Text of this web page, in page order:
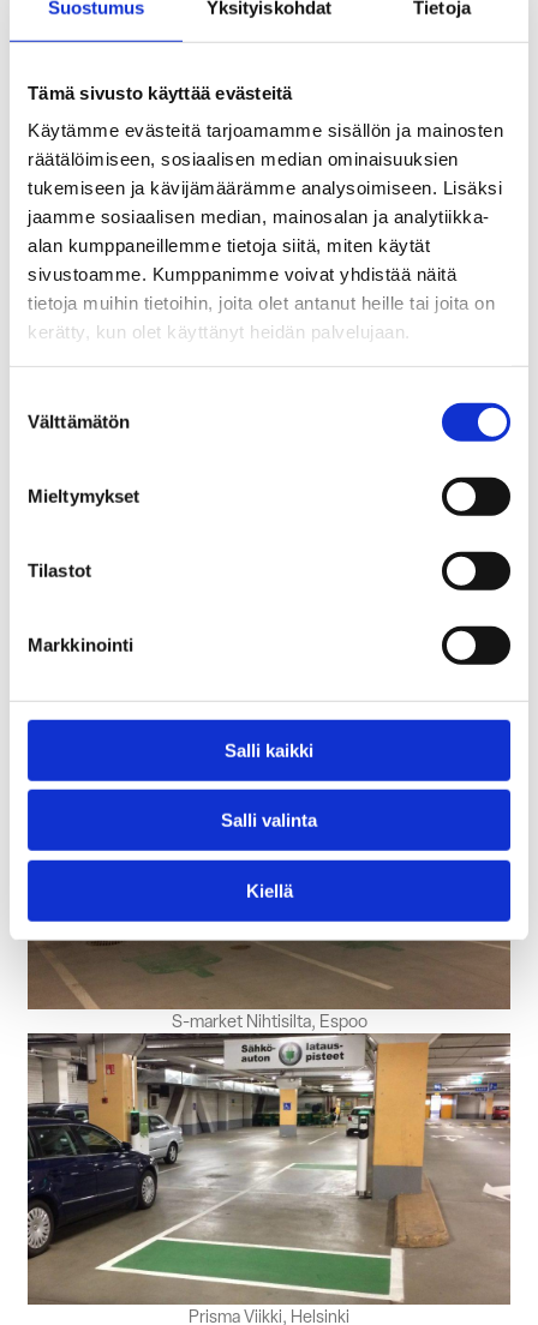
Suostumus Yksityiskohdat Tietoja
Tämä sivusto käyttää evästeitä
Käytämme evästeitä tarjoamamme sisällön ja mainosten
räätälöimiseen, sosiaalisen median ominaisuuksien
tukemiseen ja kävijämäärämme analysoimiseen. Lisäksi
jaamme sosiaalisen median, mainosalan ja analytiikka-
alan kumppaneillemme tietoja siitä, miten käytät
sivustoamme. Kumppanimme voivat yhdistää näitä
tietoja muihin tietoihin, joita olet antanut heille tai joita on
kerätty, kun olet käyttänyt heidän palvelujaan.
valinta
Välttämätön
Mieltymykset
Tilastot
Markkinointi
Salli kaikki
Salli valinta
Kiellä
Prisma Järvenpää
Prisma Olari, Espo
S-market Nihtisilta, Espoo
Prisma Viikki, Helsinki